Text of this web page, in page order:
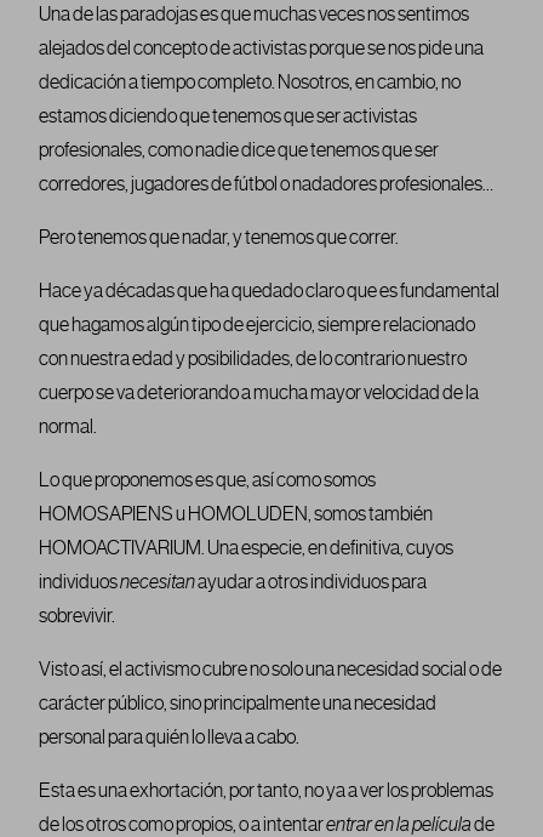
Una de las paradojas es que muchas veces nos sentimos
alejados del concepto de activistas porque se nos pide una
dedicación a tiempo completo. Nosotros, en cambio, no
estamos diciendo que tenemos que ser activistas
profesionales, como nadie dice que tenemos que ser
corredores, jugadores de fútbol o nadadores profesionales…
Pero tenemos que nadar, y tenemos que correr.
Hace ya décadas que ha quedado claro que es fundamental
que hagamos algún tipo de ejercicio, siempre relacionado
con nuestra edad y posibilidades, de lo contrario nuestro
cuerpo se va deteriorando a mucha mayor velocidad de la
normal.
Lo que proponemos es que, así como somos
HOMOSAPIENS u HOMOLUDEN, somos también
HOMOACTIVARIUM. Una especie, en definitiva, cuyos
individuosnecesitanayudar a otros individuos para
sobrevivir.
Visto así, el activismo cubre no solo una necesidad social o de
carácter público, sino principalmente una necesidad
personal para quién lo lleva a cabo.
Esta es una exhortación, por tanto, no ya a ver los problemas
de los otros como propios, o a intentarentrar en la películade